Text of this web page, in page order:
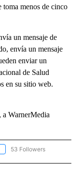
toma menos de cinco
un mensaje de
envía un mensaje
enviar un
de Salud
en su sitio web.
WarnerMedia
"NEWS" TO RECEIVE
53 Followers